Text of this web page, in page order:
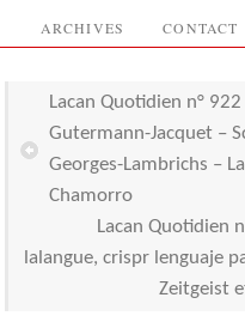
ARCHIVES CONTACT
Lacan Quotidien n°
Gutermann-Jacquet –
Georges-Lambrichs –
Chamorro
Lacan Quotidien
lalangue, crispr lenguaje
Zeitgeist